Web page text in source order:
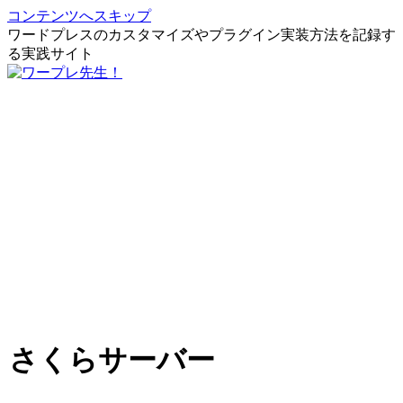
コンテンツへスキップ
ワードプレスのカスタマイズやプラグイン実装方法を記録す
る実践サイト
さくらサーバー